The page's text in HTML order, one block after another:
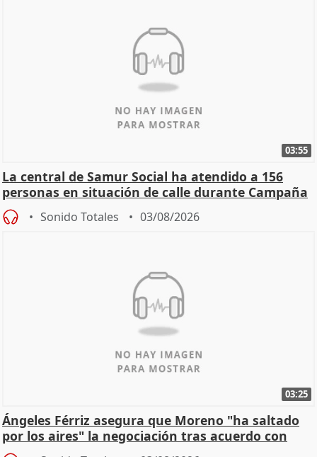
03:55
La central de Samur Social ha atendido a 156
personas en situación de calle durante Campaña
de Calor
Sonido Totales 03/08/2026
03:25
Ángeles Férriz asegura que Moreno "ha saltado
por los aires" la negociación tras acuerdo con
SMA